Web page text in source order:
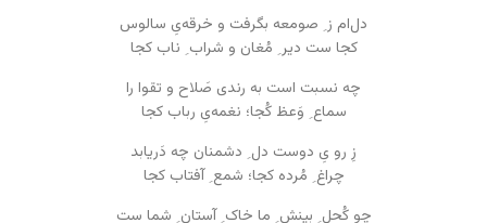
دل‌ام ز ِ صومعه بگرفت و خرقه‌یِ سالوس
کجا ست دیر ِ مُغان و شراب ِ ناب کجا
چه نسبت است به رندی صَلاح و تقوا را
سماع ِ وَعظ کُجا؛ نغمه‌یِ رباب کجا
زِ رو یِ دوست دل ِ دشمنان چه دَریابد
چراغ ِ مُرده کجا؛ شمع ِ آفتاب کجا
چو کُحل ِ بینش ِ ما خاک ِ آستان ِ شما ست